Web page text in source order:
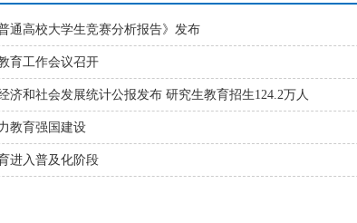
普通高校大学生竞赛分析报告》发布
育工作会议召开
济和社会发展统计公报发布 研究生教育招生124.2万人
教育强国建设
进入普及化阶段